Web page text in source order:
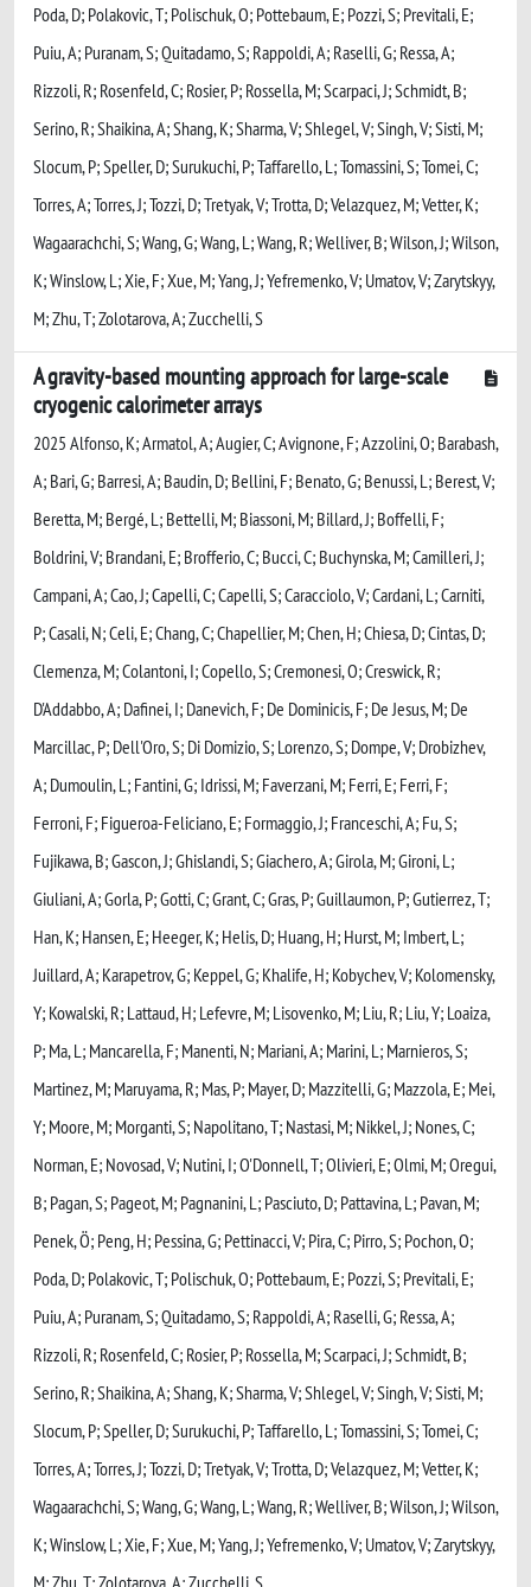
Poda, D; Polakovic, T; Polischuk, O; Pottebaum, E; Pozzi, S; Previtali, E;
Puiu, A; Puranam, S; Quitadamo, S; Rappoldi, A; Raselli, G; Ressa, A;
Rizzoli, R; Rosenfeld, C; Rosier, P; Rossella, M; Scarpaci, J; Schmidt, B;
Serino, R; Shaikina, A; Shang, K; Sharma, V; Shlegel, V; Singh, V; Sisti, M;
Slocum, P; Speller, D; Surukuchi, P; Taffarello, L; Tomassini, S; Tomei, C;
Torres, A; Torres, J; Tozzi, D; Tretyak, V; Trotta, D; Velazquez, M; Vetter, K;
Wagaarachchi, S; Wang, G; Wang, L; Wang, R; Welliver, B; Wilson, J; Wilson,
K; Winslow, L; Xie, F; Xue, M; Yang, J; Yefremenko, V; Umatov, V; Zarytskyy,
M; Zhu, T; Zolotarova, A; Zucchelli, S
A gravity-based mounting approach for large-scale
cryogenic calorimeter arrays
2025 Alfonso, K; Armatol, A; Augier, C; Avignone, F; Azzolini, O; Barabash,
A; Bari, G; Barresi, A; Baudin, D; Bellini, F; Benato, G; Benussi, L; Berest, V;
Beretta, M; Bergé, L; Bettelli, M; Biassoni, M; Billard, J; Boffelli, F;
Boldrini, V; Brandani, E; Brofferio, C; Bucci, C; Buchynska, M; Camilleri, J;
Campani, A; Cao, J; Capelli, C; Capelli, S; Caracciolo, V; Cardani, L; Carniti,
P; Casali, N; Celi, E; Chang, C; Chapellier, M; Chen, H; Chiesa, D; Cintas, D;
Clemenza, M; Colantoni, I; Copello, S; Cremonesi, O; Creswick, R;
D'Addabbo, A; Dafinei, I; Danevich, F; De Dominicis, F; De Jesus, M; De
Marcillac, P; Dell'Oro, S; Di Domizio, S; Lorenzo, S; Dompe, V; Drobizhev,
A; Dumoulin, L; Fantini, G; Idrissi, M; Faverzani, M; Ferri, E; Ferri, F;
Ferroni, F; Figueroa-Feliciano, E; Formaggio, J; Franceschi, A; Fu, S;
Fujikawa, B; Gascon, J; Ghislandi, S; Giachero, A; Girola, M; Gironi, L;
Giuliani, A; Gorla, P; Gotti, C; Grant, C; Gras, P; Guillaumon, P; Gutierrez, T;
Han, K; Hansen, E; Heeger, K; Helis, D; Huang, H; Hurst, M; Imbert, L;
Juillard, A; Karapetrov, G; Keppel, G; Khalife, H; Kobychev, V; Kolomensky,
Y; Kowalski, R; Lattaud, H; Lefevre, M; Lisovenko, M; Liu, R; Liu, Y; Loaiza,
P; Ma, L; Mancarella, F; Manenti, N; Mariani, A; Marini, L; Marnieros, S;
Martinez, M; Maruyama, R; Mas, P; Mayer, D; Mazzitelli, G; Mazzola, E; Mei,
Y; Moore, M; Morganti, S; Napolitano, T; Nastasi, M; Nikkel, J; Nones, C;
Norman, E; Novosad, V; Nutini, I; O'Donnell, T; Olivieri, E; Olmi, M; Oregui,
B; Pagan, S; Pageot, M; Pagnanini, L; Pasciuto, D; Pattavina, L; Pavan, M;
Penek, Ö; Peng, H; Pessina, G; Pettinacci, V; Pira, C; Pirro, S; Pochon, O;
Poda, D; Polakovic, T; Polischuk, O; Pottebaum, E; Pozzi, S; Previtali, E;
Puiu, A; Puranam, S; Quitadamo, S; Rappoldi, A; Raselli, G; Ressa, A;
Rizzoli, R; Rosenfeld, C; Rosier, P; Rossella, M; Scarpaci, J; Schmidt, B;
Serino, R; Shaikina, A; Shang, K; Sharma, V; Shlegel, V; Singh, V; Sisti, M;
Slocum, P; Speller, D; Surukuchi, P; Taffarello, L; Tomassini, S; Tomei, C;
Torres, A; Torres, J; Tozzi, D; Tretyak, V; Trotta, D; Velazquez, M; Vetter, K;
Wagaarachchi, S; Wang, G; Wang, L; Wang, R; Welliver, B; Wilson, J; Wilson,
K; Winslow, L; Xie, F; Xue, M; Yang, J; Yefremenko, V; Umatov, V; Zarytskyy,
M; Zhu, T; Zolotarova, A; Zucchelli, S